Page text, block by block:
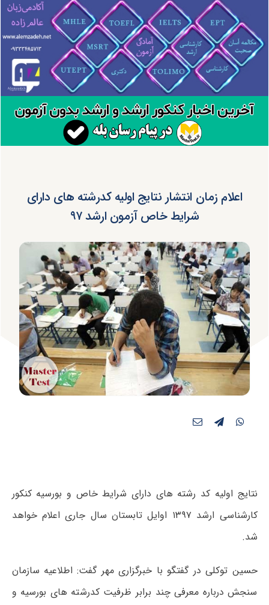
اعلام زمان انتشار نتایج اولیه کدرشته های دارای
شرایط خاص آزمون ارشد ۹۷
نتایج اولیه کد رشته های دارای شرایط خاص و بورسیه کنکور
کارشناسی ارشد ۱۳۹۷ اوایل تابستان سال جاری اعلام خواهد
شد.
حسین توکلی در گفتگو با خبرگزاری مهر گفت: اطلاعیه سازمان
سنجش درباره معرفی چند برابر ظرفیت کدرشته های بورسیه و